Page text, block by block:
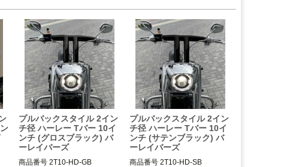
プルバックスタイル 2イン
チ径 ハーレー Tバー 10イ
ンチ (グロスブラック) バ
ーレイバーズ
商品番号 2T10-HD-GB
プルバックスタイル 2イン
チ径 ハーレー Tバー 10イ
ンチ (サテンブラック) バ
ーレイバーズ
商品番号2T10-HD-SB